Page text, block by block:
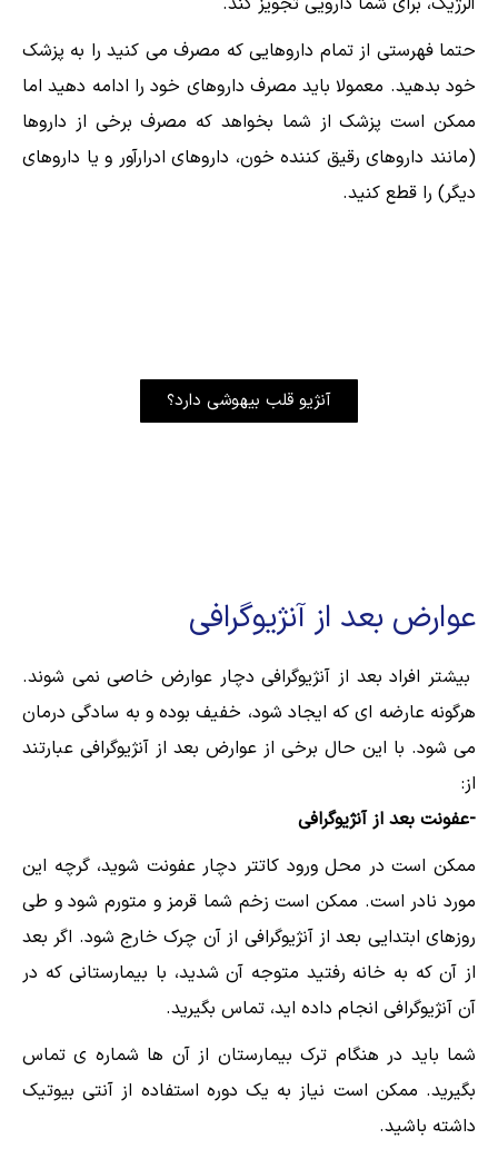
حتما فهرستی از تمام داروهایی که مصرف می کنید را به پزشک
خود بدهید. معمولا باید مصرف داروهای خود را ادامه دهید اما
ممکن است پزشک از شما بخواهد که مصرف برخی از داروها
(مانند داروهای رقیق کننده خون، داروهای ادرارآور و یا داروهای
دیگر) را قطع کنید.
آنژیو قلب بیهوشی دارد؟
عوارض بعد از آنژیوگرافی
بیشتر افراد بعد از آنژیوگرافی دچار عوارض خاصی نمی شوند.
هرگونه عارضه ای که ایجاد شود، خفیف بوده و به سادگی درمان
می شود. با این حال برخی از عوارض بعد از آنژیوگرافی عبارتند
از:
-عفونت بعد از آنژیوگرافی
ممکن است در محل ورود کاتتر دچار عفونت شوید، گرچه این
مورد نادر است. ممکن است زخم شما قرمز و متورم شود و طی
روزهای ابتدایی بعد از آنژیوگرافی از آن چرک خارج شود. اگر بعد
از آن که به خانه رفتید متوجه آن شدید، با بیمارستانی که در
آن آنژیوگرافی انجام داده اید، تماس بگیرید.
شما باید در هنگام ترک بیمارستان از آن ها شماره ی تماس
بگیرید. ممکن است نیاز به یک دوره استفاده از آنتی بیوتیک
داشته باشید.